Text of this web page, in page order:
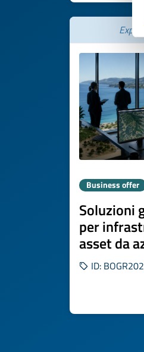
Business offer
Soluzioni
per
asset da
ID: